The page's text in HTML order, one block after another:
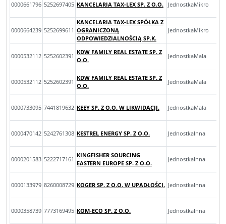
0000661796 5252697405 KANCELARIA TAX-LEX SP. Z O.O. JednostkaMikro
0000664239 5252699611
KANCELARIA TAX-LEX SPÓŁKA Z
OGRANICZONĄ
ODPOWIEDZIALNOŚCIĄ SP.K.
JednostkaMikro
0000532112 5252602391
KDW FAMILY REAL ESTATE SP. Z
O.O.
JednostkaMala
0000532112 5252602391
KDW FAMILY REAL ESTATE SP. Z
O.O.
JednostkaMala
0000733095 7441819632 KEEY SP. Z O.O. W LIKWIDACJI. JednostkaMala
0000470142 5242761308 KESTREL ENERGY SP. Z O.O. JednostkaInna
0000201583 5222717161
KINGFISHER SOURCING
EASTERN EUROPE SP. Z O.O.
JednostkaInna
0000133979 8260008729 KOGER SP. Z O.O. W UPADŁOŚCI. JednostkaInna
0000358739 7773169495 KOM-ECO SP. Z O.O. JednostkaInna